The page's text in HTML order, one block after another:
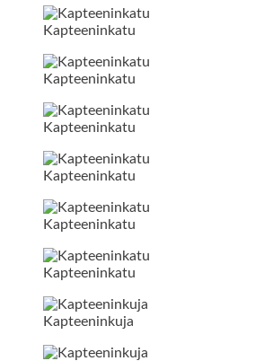
Kapteeninkatu
Kapteeninkatu
Kapteeninkatu
Kapteeninkatu
Kapteeninkatu
Kapteeninkatu
Kapteeninkuja